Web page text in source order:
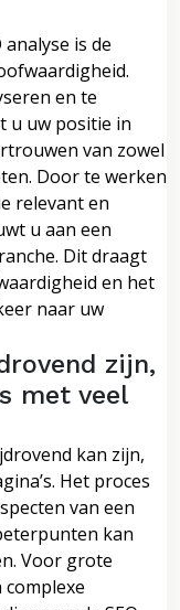
is de
en te
u uw positie in
van zowel
Door te werken
relevant en
u aan een
Dit draagt
en het
naar uw
zijn,
met veel
kan zijn,
Het proces
van een
kan
Voor grote